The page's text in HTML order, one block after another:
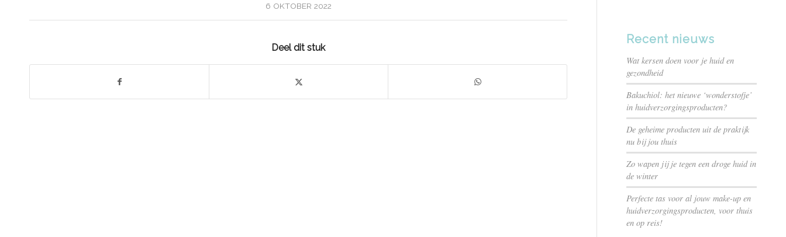
6 OKTOBER 2022
Deel dit stuk
Recent nieuws
Wat kersen doen voor je huid en
gezondheid
Bakuchiol: het nieuwe ‘wonderstofje’
in huidverzorgingsproducten?
De geheime producten uit de praktijk
nu bij jou thuis
Zo wapen jij je tegen een droge huid in
de winter
Perfecte tas voor al jouw make-up en
huidverzorgingsproducten, voor thuis
en op reis!